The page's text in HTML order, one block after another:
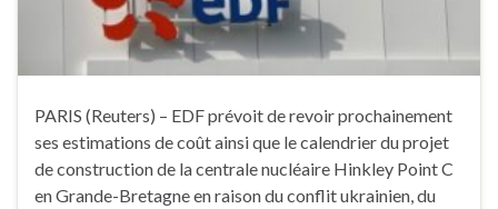
PARIS (Reuters) – EDF prévoit de revoir prochainement
ses estimations de coût ainsi que le calendrier du projet
de construction de la centrale nucléaire Hinkley Point C
en Grande-Bretagne en raison du conflit ukrainien, du